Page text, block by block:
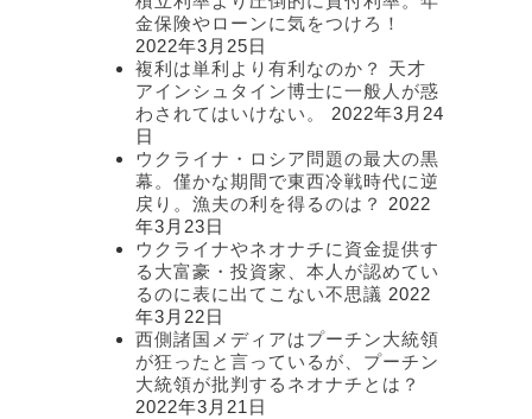
金保険やローンに気をつけろ！
2022年3月25日
複利は単利より有利なのか？ 天才
アインシュタイン博士に一般人が惑
わされてはいけない。
2022年3月24
日
ウクライナ・ロシア問題の最大の黒
幕。僅かな期間で東西冷戦時代に逆
戻り。漁夫の利を得るのは？
2022
年3月23日
ウクライナやネオナチに資金提供す
る大富豪・投資家、本人が認めてい
るのに表に出てこない不思議 2022
年3月22日
西側諸国メディアはプーチン大統領
が狂ったと言っているが、プーチン
大統領が批判するネオナチとは？
2022年3月21日